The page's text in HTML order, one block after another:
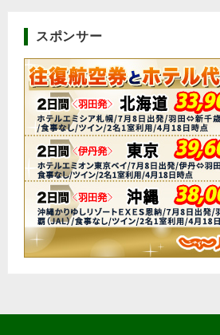
スポンサー